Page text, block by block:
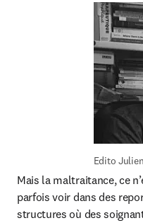
Edito Julien
Mais la maltraitance, ce
parfois voir dans des
structures où des